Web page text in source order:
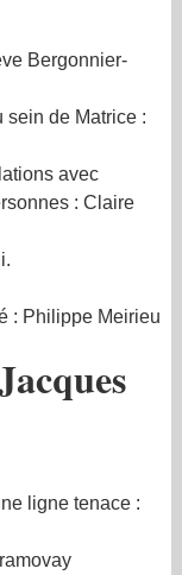
Bergonnier-
sein de Matrice :
avec
: Claire
: Philippe Meirieu
ligne tenace :